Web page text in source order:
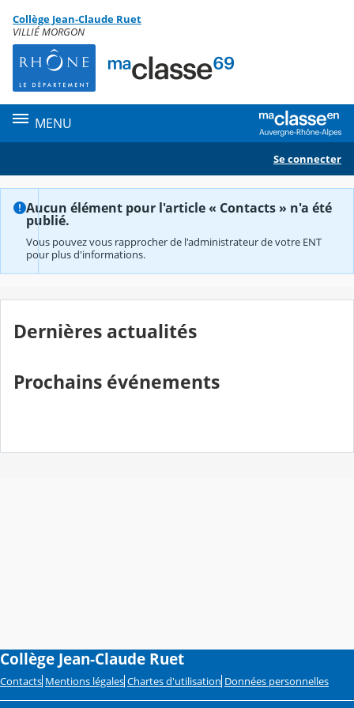
Contenu
Collège Jean-Claude Ruet
VILLIÉ MORGON
MENU
Se connecter
Aucun élément pour l'article « Contacts » n'a été
publié.
Vous pouvez vous rapprocher de l'administrateur de votre ENT
pour plus d'informations.
Dernières actualités
Prochains événements
Collège Jean-Claude Ruet
Contacts Mentions légales Chartes d'utilisation Données personnelles